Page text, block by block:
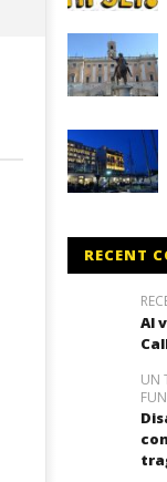
RECENT
Al
UN